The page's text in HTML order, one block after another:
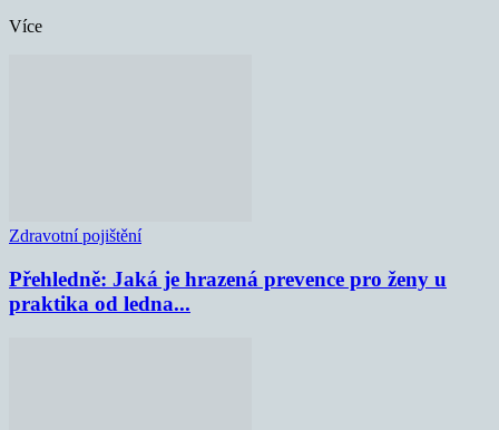
Více
Zdravotní pojištění
Přehledně: Jaká je hrazená prevence pro ženy u
praktika od ledna...